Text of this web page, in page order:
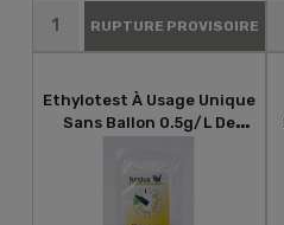
RUPTURE PROVISOIRE
Ethylotest À Usage Unique
Sans Ballon 0.5g/l De